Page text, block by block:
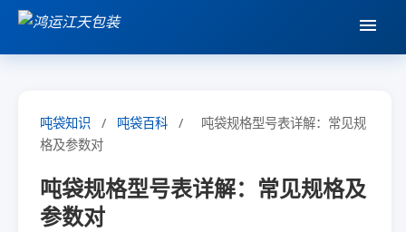
吨袋知识 / 吨袋百科 /
吨袋规格型号表详解：常见规
格及参数对
吨袋规格型号表详解：常见规格及
参数对